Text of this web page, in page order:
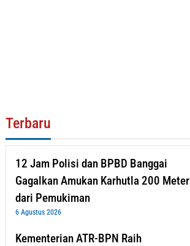
Terbaru
12 Jam Polisi dan BPBD Banggai
Gagalkan Amukan Karhutla 200 Meter
dari Pemukiman
6 Agustus 2026
Kementerian ATR-BPN Raih